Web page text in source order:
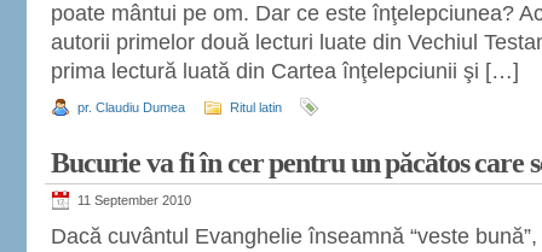
poate mântui pe om. Dar ce este înţelepciunea?
autorii primelor două lecturi luate din Vechiul
prima lectură luată din Cartea înţelepciunii şi […]
pr. Claudiu Dumea Ritul latin
Bucurie va fi în cer pentru un păcătos care
11 September 2010
Dacă cuvântul Evanghelie înseamnă “veste